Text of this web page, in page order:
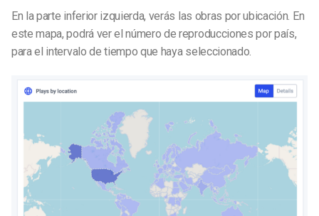
En la parte inferior izquierda, verás las obras por ubicación. En
este mapa, podrá ver el número de reproducciones por país,
para el intervalo de tiempo que haya seleccionado.